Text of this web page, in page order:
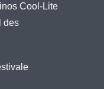
Cool-Lite
des